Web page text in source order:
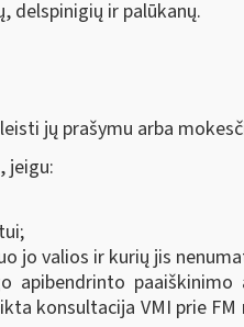
delspinigių ir palūkanų.
jų prašymu arba
jeigu:
jo valios ir kurių jis
konsultacija VMI prie